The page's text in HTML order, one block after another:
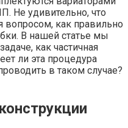
Не удивительно, что
вопросом, как правильно
В нашей статье мы
как частичная
ли эта процедура
в таком случае?